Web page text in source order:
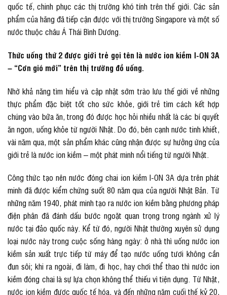
quốc tế, chinh phục các thị trường khó tính trên thế giới. Các sản
phẩm của hãng đã tiếp cận được với thị trường Singapore và một số
nước thuộc châu Á Thái Bình Dương.
Thức uống thứ 2 được giới trẻ gọi tên là nước ion kiềm I-ON 3A
– “Cơn gió mới” trên thị trường đồ uống.
Nhờ khả năng tìm hiểu và cập nhật sớm trào lưu thế giới về những
thực phẩm đặc biệt tốt cho sức khỏe, giới trẻ tìm cách kết hợp
chúng vào bữa ăn, trong đó được học hỏi nhiều nhất là các bí quyết
ăn ngon, uống khỏe từ người Nhật. Do đó, bên cạnh nước tinh khiết,
vài năm qua, một sản phẩm khác cũng nhận được sự hưởng ứng của
giới trẻ là nước ion kiềm – một phát minh nổi tiếng từ người Nhật.
Công thức tạo nên nước đóng chai ion kiềm I-ON 3A dựa trên phát
minh đã được kiểm chứng suốt 80 năm qua của người Nhật Bản. Từ
những năm 1940, phát minh tạo ra nước ion kiềm bằng phương pháp
điện phân đã đánh dấu bước ngoặt quan trọng trong ngành xử lý
nước tại đảo quốc này. Kể từ đó, người Nhật thường xuyên sử dụng
loại nước này trong cuộc sống hàng ngày: ở nhà thì uống nước ion
kiềm sản xuất trực tiếp từ máy để tạo nước uống tươi không cần
đun sôi; khi ra ngoài, đi làm, đi học, hay chơi thể thao thì nước ion
kiềm đóng chai là sự lựa chọn không thể thiếu vì tiện dụng. Từ Nhật,
nước ion kiềm được quốc tế hóa, và đến những năm cuối thế kỷ 20,